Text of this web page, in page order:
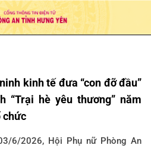
kinh tế đưa “con đỡ đầu”
“Trại hè yêu thương” năm
chức
6/2026, Hội Phụ nữ Phòng An